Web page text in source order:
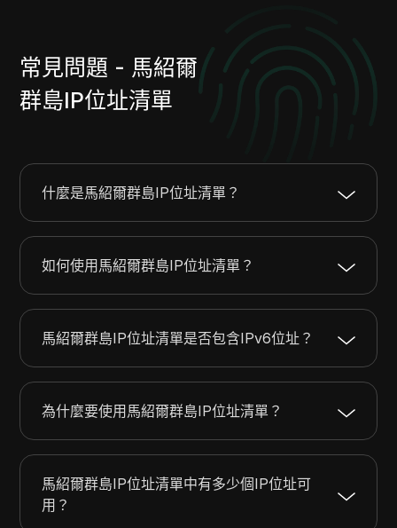
常見問題 - 馬紹爾
群島IP位址清單
什麼是馬紹爾群島IP位址清單？
如何使用馬紹爾群島IP位址清單？
馬紹爾群島IP位址清單是否包含IPv6位址？
為什麼要使用馬紹爾群島IP位址清單？
馬紹爾群島IP位址清單中有多少個IP位址可
用？